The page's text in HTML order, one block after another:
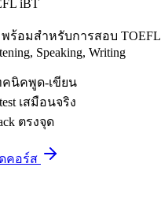
iBT
ร้อมสำหรับการสอบ TOEFL
Speaking, Writing
คนิคพูด-เขียน
เสมือนจริง
ตรงจุด
คอร์ส